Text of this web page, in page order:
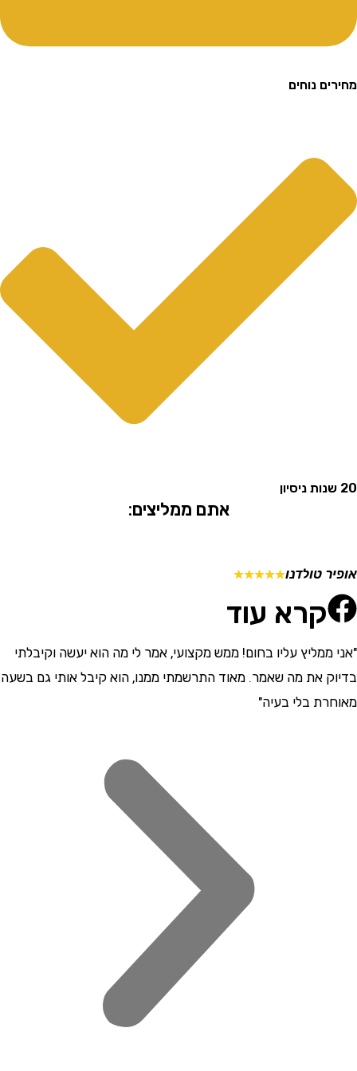
נוחים
אתם ממליצים:
טולדנו☆
☆
☆
☆
☆
קרא עוד
עליו בחום! ממש מקצועי, אמר לי מה הוא יעשה וקיבלתי
את מה שאמר. מאוד התרשמתי ממנו, הוא קיבל אותי גם בשעה
בלי בעיה"